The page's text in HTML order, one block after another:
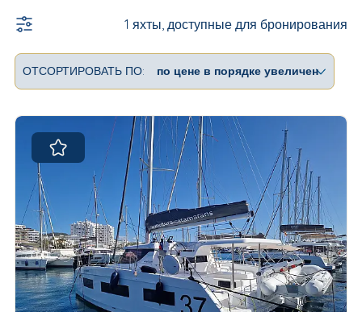
1 яхты, доступные для бронирования
ОТСОРТИРОВАТЬ ПО: